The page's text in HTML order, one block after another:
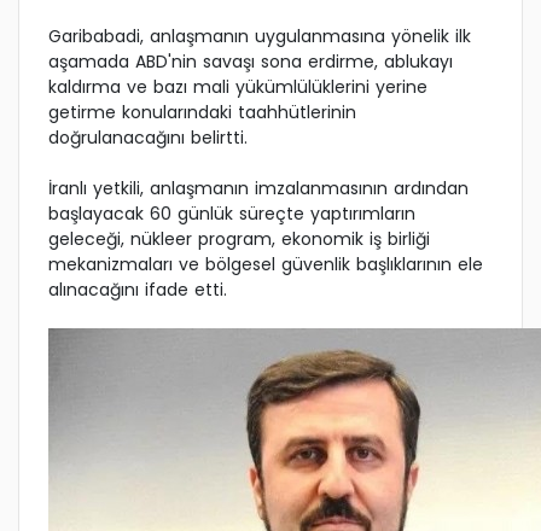
Garibabadi, anlaşmanın uygulanmasına yönelik ilk
aşamada ABD'nin savaşı sona erdirme, ablukayı
kaldırma ve bazı mali yükümlülüklerini yerine
getirme konularındaki taahhütlerinin
doğrulanacağını belirtti.
İranlı yetkili, anlaşmanın imzalanmasının ardından
başlayacak 60 günlük süreçte yaptırımların
geleceği, nükleer program, ekonomik iş birliği
mekanizmaları ve bölgesel güvenlik başlıklarının ele
alınacağını ifade etti.